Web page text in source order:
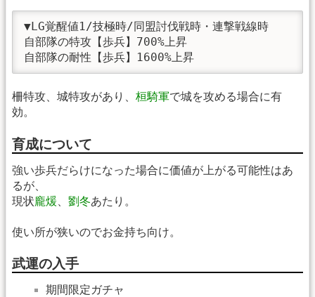
▼LG覚醒値1/技極時/同盟討伐戦時・連撃戦線時
自部隊の特攻【歩兵】700%上昇
自部隊の耐性【歩兵】1600%上昇
柵特攻、城特攻があり、 桓騎軍で城を攻める場合に有
効。
育成について
強い歩兵だらけになった場合に価値が上がる可能性はあ
るが、
現状龐煖 劉冬あたり。
使い所が狭いのでお金持ち向け。
武運の入手
期間限定ガチャ